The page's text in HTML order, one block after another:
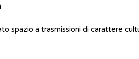
spazio a trasmissioni di carattere